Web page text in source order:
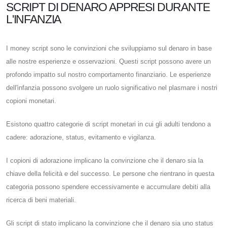
SCRIPT DI DENARO APPRESI DURANTE
L'INFANZIA
I money script sono le convinzioni che sviluppiamo sul denaro in base
alle nostre esperienze e osservazioni. Questi script possono avere un
profondo impatto sul nostro comportamento finanziario. Le esperienze
dell'infanzia possono svolgere un ruolo significativo nel plasmare i nostri
copioni monetari.
Esistono quattro categorie di script monetari in cui gli adulti tendono a
cadere: adorazione, status, evitamento e vigilanza.
I copioni di adorazione implicano la convinzione che il denaro sia la
chiave della felicità e del successo. Le persone che rientrano in questa
categoria possono spendere eccessivamente e accumulare debiti alla
ricerca di beni materiali.
Gli script di stato implicano la convinzione che il denaro sia uno status